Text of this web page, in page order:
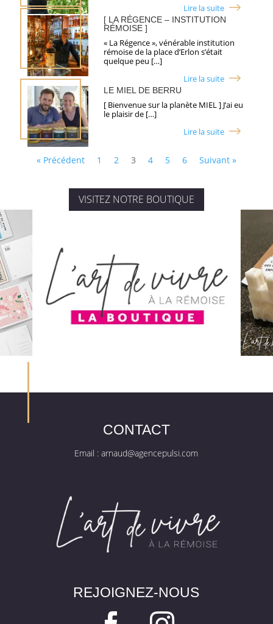
Lire la suite
[ LA RÉGENCE – INSTITUTION
RÉMOISE ]
« La Régence », vénérable institution
rémoise de la place d’Erlon s’était
quelque peu […]
Lire la suite
LE MIEL DE BERRU
[ Bienvenue sur la planète MIEL ] J’ai eu
le plaisir de […]
Lire la suite
« Précédent 1 2 3 4 5 6 Suivant »
VISITEZ NOTRE BOUTIQUE
CONTACT
Email :arnaud@agencepulsi.com
REJOIGNEZ-NOUS